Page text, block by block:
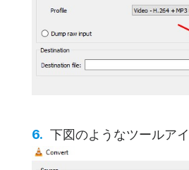
下図のようなツールア